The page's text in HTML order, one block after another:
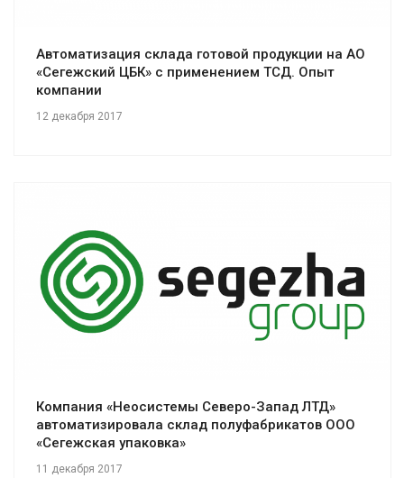
Автоматизация склада готовой продукции на АО
«Сегежский ЦБК» с применением ТСД. Опыт
компании
12 декабря 2017
Смотреть проект
Компания «Неосистемы Северо-Запад ЛТД»
автоматизировала склад полуфабрикатов ООО
«Сегежская упаковка»
11 декабря 2017